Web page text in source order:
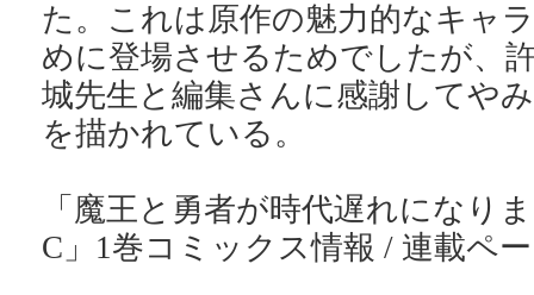
た。これは原作の魅力的なキャ
めに登場させるためでしたが、
城先生と編集さんに感謝してや
を描かれている。
「魔王と勇者が時代遅れになり
C」1巻コミックス情報 / 連載ペ